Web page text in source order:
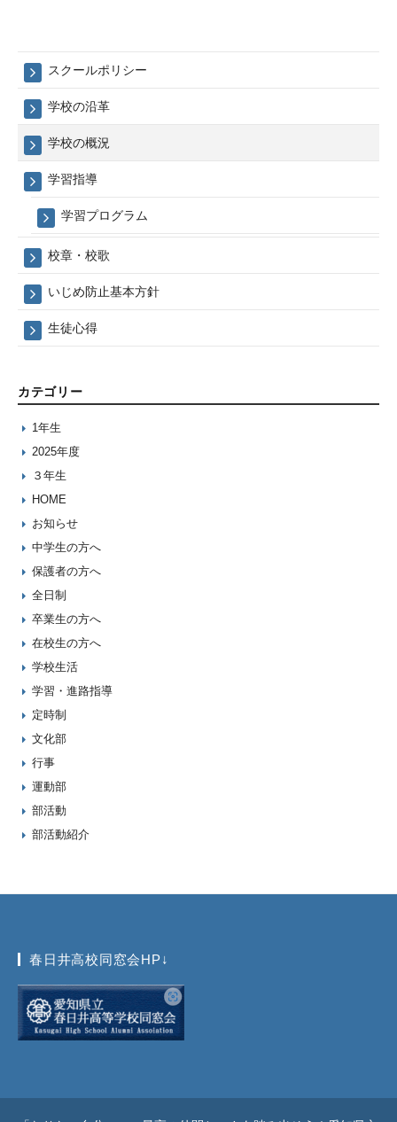
スクールポリシー
学校の沿革
学校の概況
学習指導
学習プログラム
校章・校歌
いじめ防止基本方針
生徒心得
カテゴリー
1年生
2025年度
３年生
HOME
お知らせ
中学生の方へ
保護者の方へ
全日制
卒業生の方へ
在校生の方へ
学校生活
学習・進路指導
定時制
文化部
行事
運動部
部活動
部活動紹介
春日井高校同窓会HP↓